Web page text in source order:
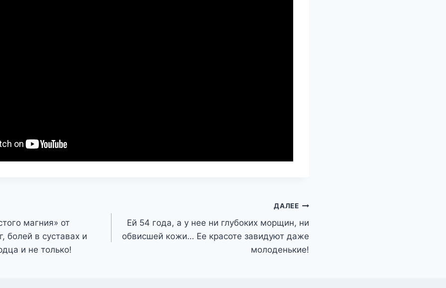
магния» от
болей в суставах и
и не только!
ДАЛЕЕ
Ей 54 года, а у нее ни глубоких морщин, ни
обвисшей кожи… Ее красоте завидуют даже
молоденькие!